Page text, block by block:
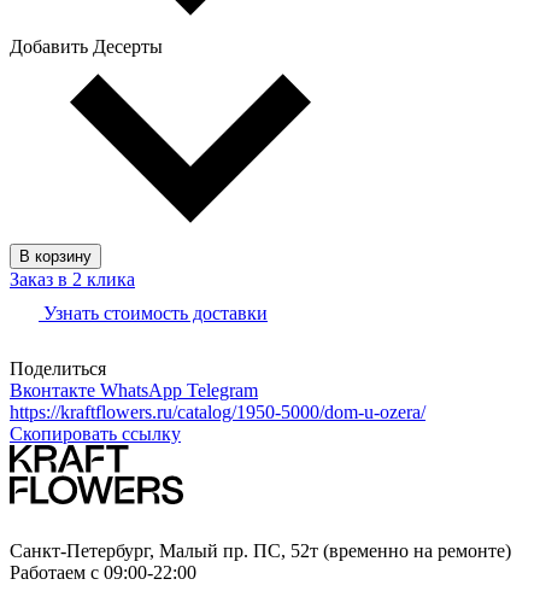
Добавить Десерты
В корзину
Заказ в 2 клика
Узнать стоимость доставки
Поделиться
Вконтакте WhatsApp Telegram
https://kraftflowers.ru/catalog/1950-5000/dom-u-ozera/
Скопировать ссылку
Санкт-Петербург, Малый пр. ПС, 52т (временно на ремонте)
Работаем с 09:00-22:00